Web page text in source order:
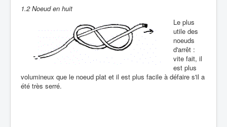
1.2 Noeud en huit
Le plus
utile des
noeuds
d'arrêt :
vite fait, il
est plus
volumineux que le noeud plat et il est plus facile à défaire s'il a
été très serré.